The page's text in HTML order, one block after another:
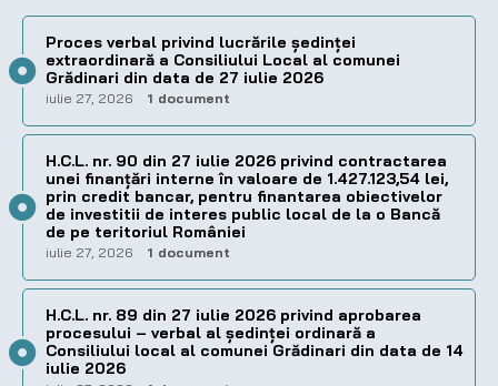
Proces verbal privind lucrările ședinței
extraordinară a Consiliului Local al comunei
Grădinari din data de 27 iulie 2026
iulie 27, 2026 1 document
H.C.L. nr. 90 din 27 iulie 2026 privind contractarea
unei finanțări interne în valoare de 1.427.123,54 lei,
prin credit bancar, pentru finantarea obiectivelor
de investitii de interes public local de la o Bancă
de pe teritoriul României
iulie 27, 2026 1 document
H.C.L. nr. 89 din 27 iulie 2026 privind aprobarea
procesului – verbal al şedinţei ordinară a
Consiliului local al comunei Grădinari din data de 14
iulie 2026